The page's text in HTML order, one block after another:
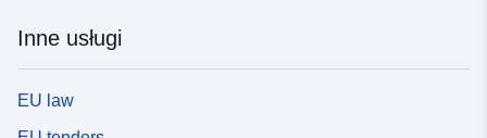
Inne usługi
EU law